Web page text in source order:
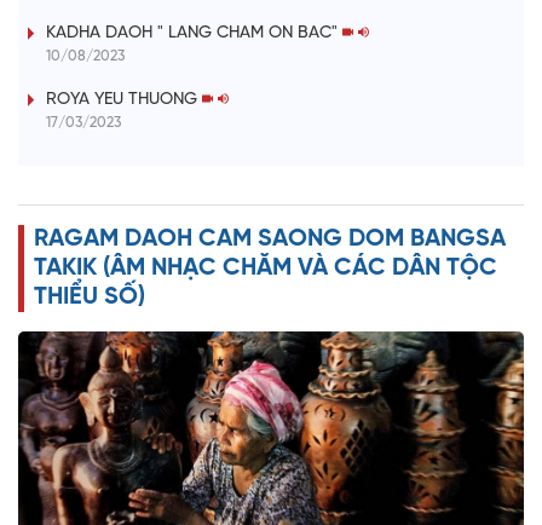
V
e
o
KADHA DAOH " LANG CHAM ON BAC"
10/08/2023
ROYA YEU THUONG
17/03/2023
RAGAM DAOH CAM SAONG DOM BANGSA
TAKIK (ÂM NHẠC CHĂM VÀ CÁC DÂN TỘC
THIỂU SỐ)